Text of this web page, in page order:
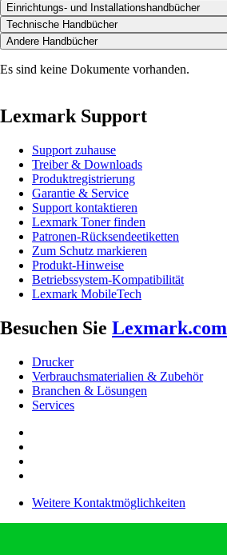
Einrichtungs- und Installationshandbücher
Technische Handbücher
Andere Handbücher
Es sind keine Dokumente vorhanden.
Lexmark Support
Support zuhause
Treiber & Downloads
Produktregistrierung
Garantie & Service
Support kontaktieren
Lexmark Toner finden
Patronen-Rücksendeetiketten
Zum Schutz markieren
Produkt-Hinweise
Betriebssystem-Kompatibilität
Lexmark MobileTech
Besuchen Sie Lexmark.com
Drucker
Verbrauchsmaterialien & Zubehör
Branchen & Lösungen
Services
Weitere Kontaktmöglichkeiten